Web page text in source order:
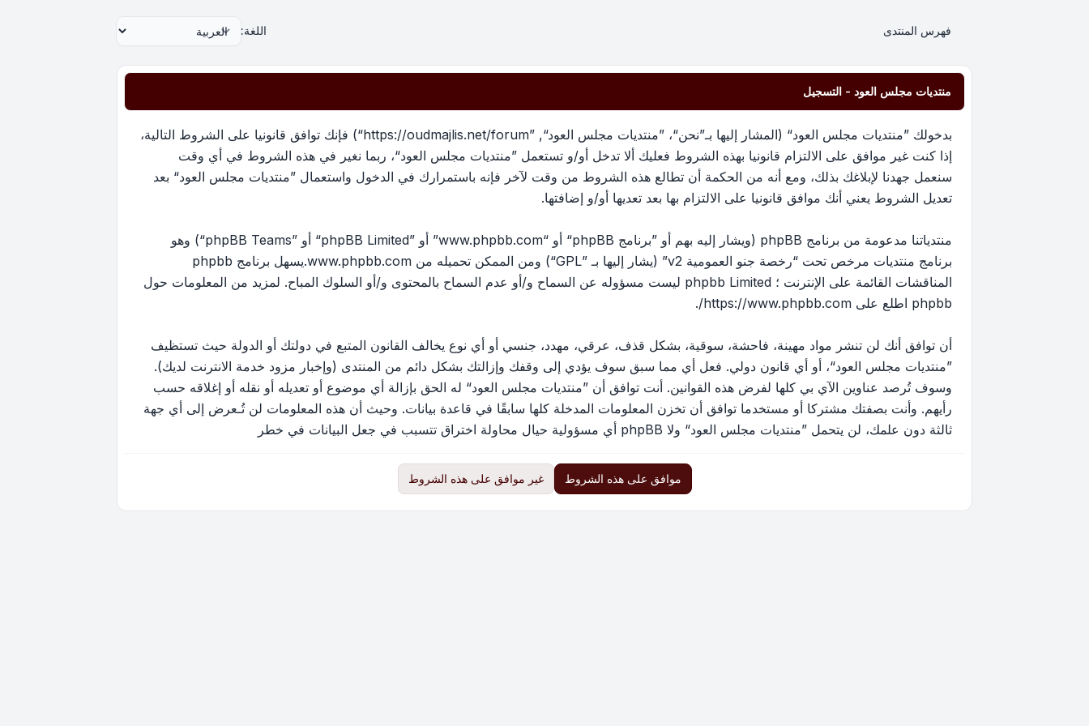
فهرس المنتدى اللغة:
منتديات مجلس العود - التسجيل
بدخولك ”منتديات مجلس العود“ (المشار إليها بـ”نحن“، ”منتديات مجلس العود“, ”https://oudmajlis.net/forum“) فإنك توافق قانونيا على الشروط التالية،
إذا كنت غير موافق على الالتزام قانونيا بهذه الشروط فعليك ألا تدخل أو/و تستعمل ”منتديات مجلس العود“، ربما نغير في هذه الشروط في أي وقت
سنعمل جهدنا لإبلاغك بذلك، ومع أنه من الحكمة أن تطالع هذه الشروط من وقت لآخر فإنه باستمرارك في الدخول واستعمال ”منتديات مجلس العود“ بعد
تعديل الشروط يعني أنك موافق قانونيا على الالتزام بها بعد تعديها أو/و إضافتها.
منتدياتنا مدعومة من برنامج phpBB (ويشار إليه بهم أو ”برنامج phpBB“ أو “www.phpbb.com” أو ”phpBB Limited“ أو ”phpBB Teams“) وهو
برنامج منتديات مرخص تحت “رخصة جنو العمومية v2 ” (يشار إليها بـ ”GPL“) ومن الممكن تحميله من www.phpbb.com
.يسهل برنامج phpbb
المناقشات القائمة على الإنترنت ؛ phpbb Limited ليست مسؤوله عن السماح و/أو عدم السماح بالمحتوى و/أو السلوك المباح. لمزيد من المعلومات حول
phpbb اطلع على
https://www.phpbb.com/
.
أن توافق أنك لن تنشر مواد مهينة، فاحشة، سوقية، بشكل قذف، عرقي، مهدد، جنسي أو أي نوع يخالف القانون المتبع في دولتك أو الدولة حيث تستظيف
”منتديات مجلس العود“، أو أي قانون دولي. فعل أي مما سبق سوف يؤدي إلى وقفك وإزالتك بشكل دائم من المنتدى (وإخبار مزود خدمة الانترنت لديك).
وسوف تُرصد عناوين الآي بي كلها لفرض هذه القوانين. أنت توافق أن ”منتديات مجلس العود“ له الحق بإزالة أي موضوع أو تعديله أو نقله أو إغلاقه حسب
رأيهم. وأنت بصفتك مشتركا أو مستخدما توافق أن تخزن المعلومات المدخلة كلها سابقًا في قاعدة بيانات. وحيث أن هذه المعلومات لن تُـعرض إلى أي جهة
ثالثة دون علمك، لن يتحمل ”منتديات مجلس العود“ ولا phpBB أي مسؤولية حيال محاولة اختراق تتسبب في جعل البيانات في خطر
موافق على هذه الشروط غير موافق على هذه الشروط